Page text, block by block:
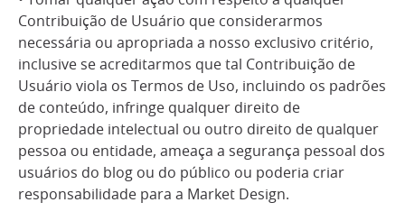
Contribuição de Usuário que considerarmos
necessária ou apropriada a nosso exclusivo critério,
inclusive se acreditarmos que tal Contribuição de
Usuário viola os Termos de Uso, incluindo os padrões
de conteúdo, infringe qualquer direito de
propriedade intelectual ou outro direito de qualquer
pessoa ou entidade, ameaça a segurança pessoal dos
usuários do blog ou do público ou poderia criar
responsabilidade para a Market Design.